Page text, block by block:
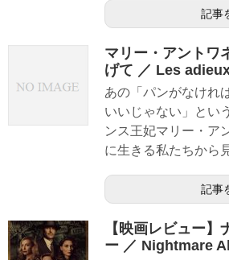
記事
マリー・アントワ
げて ／ Les
あの「パンがなけれ
いいじゃない」とい
ンス王妃マリー・ア
に生きる私たちから
記事
【映画レビュー】
ー ／ Nightmare